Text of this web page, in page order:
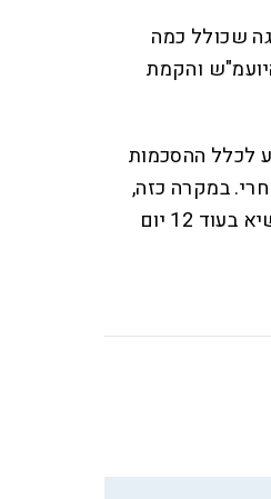
שכולל כמה
והקמת
לכלל ההסכמות
במקרה כזה,
עלול ח"כ לפיד שלא להצליח להרכיב ממשלה ולהודיע לנשיא בעוד 12 יום